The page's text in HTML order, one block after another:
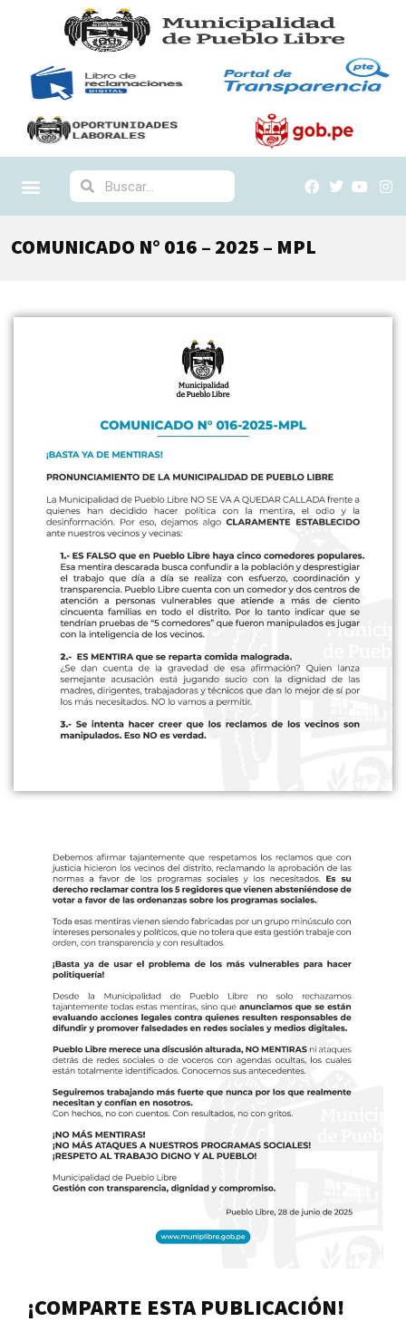
COMUNICADO N° 016 – 2025 – MPL
¡COMPARTE ESTA PUBLICACIÓN!